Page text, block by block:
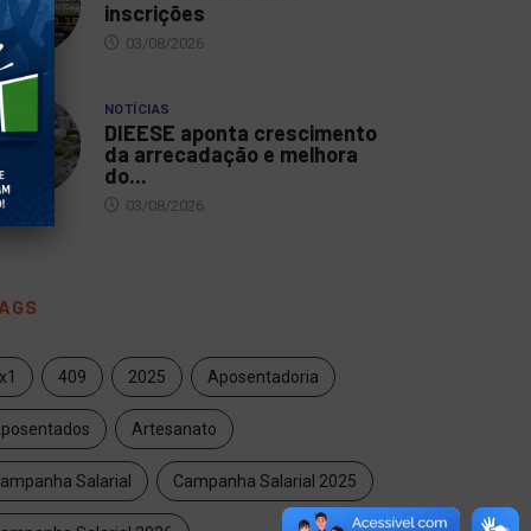
NOTÍCIAS
participa da
de 28
12/2025
12/01/2023
inscrições
03/08/2026
NOTÍCIAS
DIEESE aponta crescimento
da arrecadação e melhora
do...
03/08/2026
409 2025 Aposentadoria
Artesanato
Salarial Campanha Salarial 2025